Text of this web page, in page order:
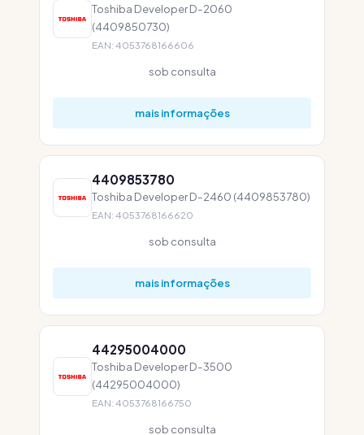
Toshiba Developer D-2060
(4409850730)
EAN: 4053768166606
sob consulta
mais informações
4409853780
Toshiba Developer D-2460 (4409853780)
EAN: 4053768166620
sob consulta
mais informações
44295004000
Toshiba Developer D-3500
(44295004000)
EAN: 4053768166750
sob consulta